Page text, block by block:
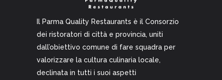
Il Parma Quality Restaurants è il Consorzio
dei ristoratori di città e provincia, uniti
dall’obiettivo comune di fare squadra per
valorizzare la cultura culinaria locale,
declinata in tutti i suoi aspetti